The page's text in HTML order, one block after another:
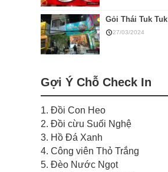
Gỏi Thái Tuk Tuk
27/03/2024
Gợi Ý Chỗ Check In
1. Đồi Con Heo
2. Đồi cừu Suối Nghệ
3. Hồ Đá Xanh
4. Công viên Thỏ Trắng
5. Đèo Nước Ngọt